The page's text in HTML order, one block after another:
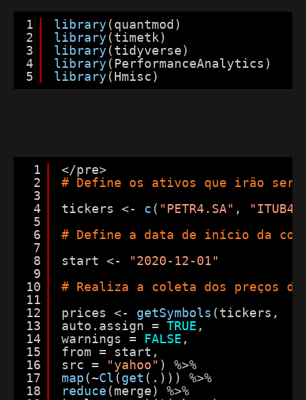
1
2
3
4
5
library(quantmod)
library(timetk)
library(tidyverse)
library(PerformanceAnalytics)
library(Hmisc)
1
2
3
4
5
6
7
8
9
10
11
12
13
14
15
16
17
18
</pre>
# Define os ativos que irão ser
tickers <- c( "PETR4.SA" ,
# Define a data de início da
start <-
"2020-12-01"
# Realiza a coleta dos preços
prices <- getSymbols (tickers,
auto.assign = TRUE ,
warnings = FALSE ,
from = start,
src =
"yahoo" ) %>%
map(~Cl(get (.))) %>%
reduce(merge) %>%